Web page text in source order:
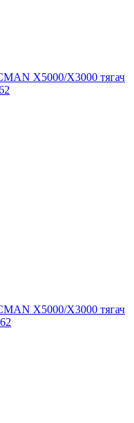
X5000/X3000 тягач
X5000/X3000 тягач